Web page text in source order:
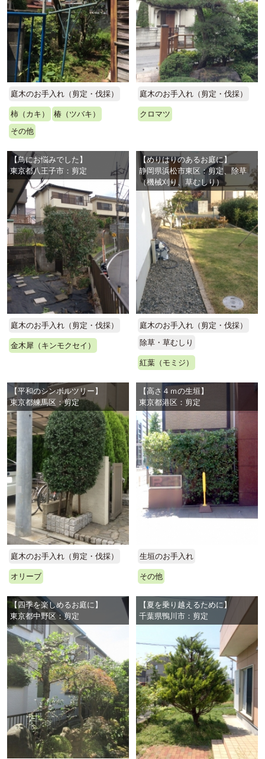
庭木のお手入れ（剪定・伐採）
柿（カキ）
椿（ツバキ）
その他
庭木のお手入れ（剪定・伐採）
クロマツ
【鳥にお悩みでした】
東京都八王子市：剪定
庭木のお手入れ（剪定・伐採）
金木犀（キンモクセイ）
【めりはりのあるお庭に】
静岡県浜松市東区：剪定、除草
（機械刈り、草むしり）
庭木のお手入れ（剪定・伐採）
除草・草むしり
紅葉（モミジ）
【平和のシンボルツリー】
東京都練馬区：剪定
庭木のお手入れ（剪定・伐採）
オリーブ
【高さ４ｍの生垣】
東京都港区：剪定
生垣のお手入れ
その他
【四季を楽しめるお庭に】
東京都中野区：剪定
【夏を乗り越えるために】
千葉県鴨川市：剪定